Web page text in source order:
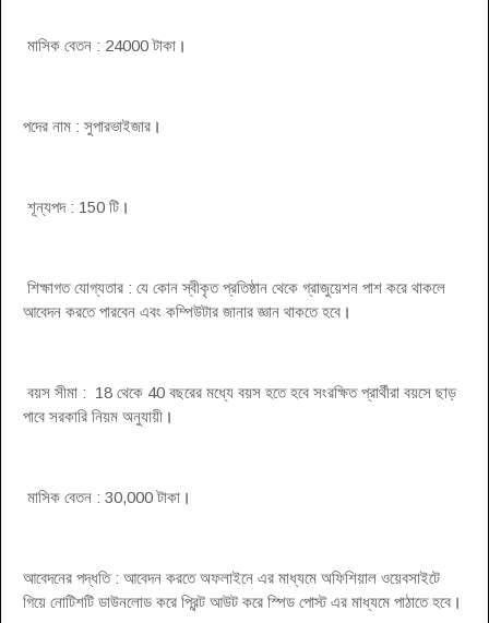
মাসিক বেতন : 24000 টাকা ।
পদের নাম : সুপারভাইজার ।
শূন্যপদ : 150 টি ।
শিক্ষাগত যোগ্যতার : যে কোন স্বীকৃত প্রতিষ্ঠান থেকে গ্রাজুয়েশন পাশ করে থাকলে
আবেদন করতে পারবেন এবং কম্পিউটার জানার জ্ঞান থাকতে হবে ।
বয়স সীমা : 18 থেকে 40 বছরের মধ্যে বয়স হতে হবে সংরক্ষিত প্রার্থীরা বয়সে ছাড়
পাবে সরকারি নিয়ম অনুযায়ী ।
মাসিক বেতন : 30,000 টাকা ।
আবেদনের পদ্ধতি : আবেদন করতে অফলাইনে এর মাধ্যমে অফিশিয়াল ওয়েবসাইটে
গিয়ে নোটিশটি ডাউনলোড করে প্রিন্ট আউট করে স্পিড পোস্ট এর মাধ্যমে পাঠাতে হবে ।